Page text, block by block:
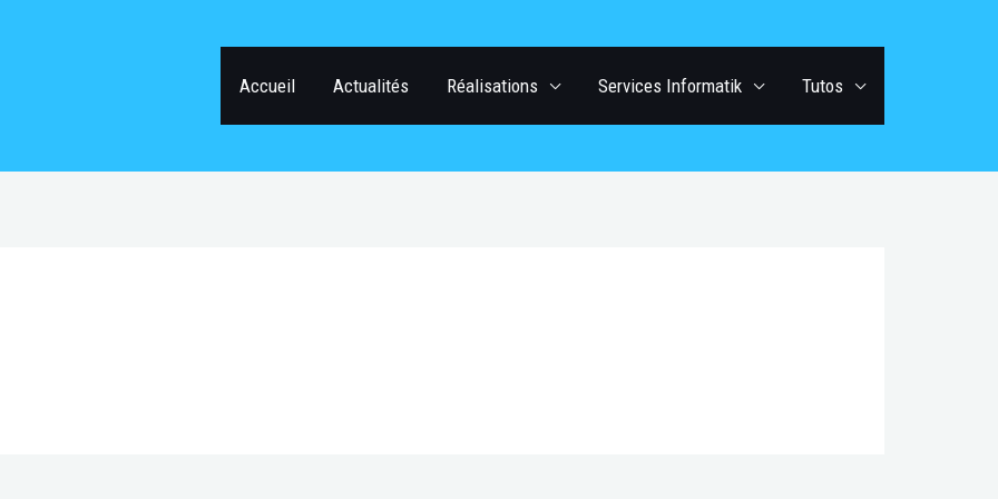
Accueil Actualités Réalisations Services Informatik Tutos